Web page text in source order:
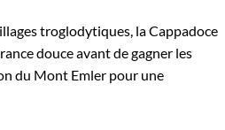
troglodytiques, la Cappadoce
douce avant de gagner les
du Mont Emler pour une